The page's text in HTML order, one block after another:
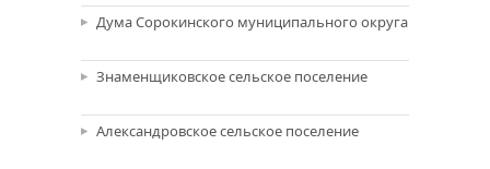
Дума Сорокинского муниципального округа
Знаменщиковское сельское поселение
Александровское сельское поселение